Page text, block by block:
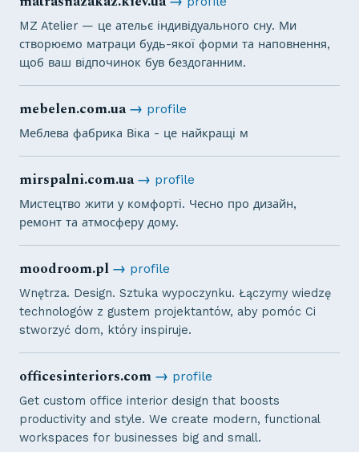
MZ Atelier — це ательє індивідуального сну. Ми
створюємо матраци будь-якої форми та наповнення,
щоб ваш відпочинок був бездоганним.
mebelen.com.ua→ profile
Меблева фабрика Віка - це найкращі м
mirspalni.com.ua→ profile
Мистецтво жити у комфорті. Чесно про дизайн,
ремонт та атмосферу дому.
moodroom.pl→ profile
Wnętrza. Design. Sztuka wypoczynku. Łączymy wiedzę
technologów z gustem projektantów, aby pomóc Ci
stworzyć dom, który inspiruje.
officesinteriors.com→ profile
Get custom office interior design that boosts
productivity and style. We create modern, functional
workspaces for businesses big and small.